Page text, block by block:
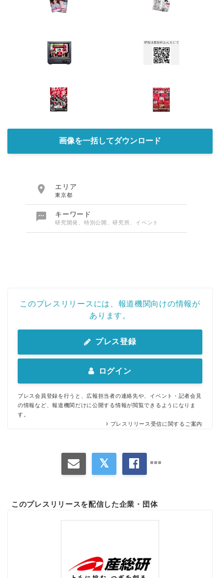
画像を一括してダウンロード
 エリア
東京都
 キーワード
研究開発、特別公開、研究所、イベント
このプレスリリースには、報道機関向けの情報が
あります。
プレス登録
ログイン
プレス会員登録を行うと、広報担当者の連絡先や、イベント・記者会見
の情報など、報道機関だけに公開する情報が閲覧できるようになりま
す。
プレスリリース受信に関するご案内
このプレスリリースを配信した企業・団体
English